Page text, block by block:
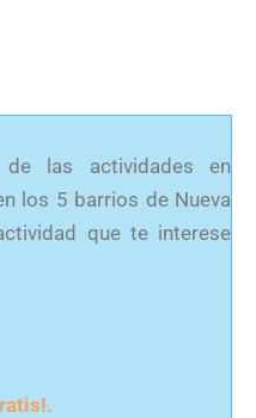
de las actividades en
los 5 barrios de Nueva
que te interese